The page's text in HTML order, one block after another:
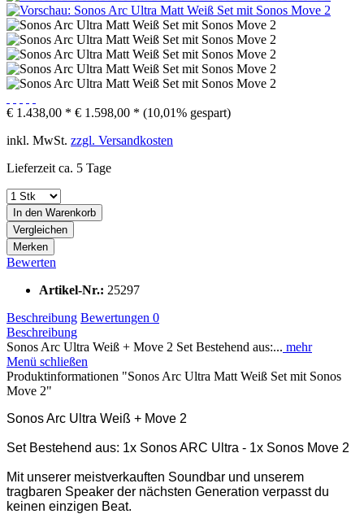
€ 1.438,00 * € 1.598,00 * (10,01% gespart)
inkl. MwSt. zzgl. Versandkosten
Lieferzeit ca. 5 Tage
In den Warenkorb
Vergleichen
Merken
Bewerten
Artikel-Nr.: 25297
Beschreibung Bewertungen 0
Beschreibung
Sonos Arc Ultra Weiß + Move 2 Set Bestehend aus:... mehr
Menü schließen
Produktinformationen "Sonos Arc Ultra Matt Weiß Set mit Sonos
Move 2"
Sonos Arc Ultra Weiß + Move 2
Set Bestehend aus: 1x Sonos ARC Ultra - 1x Sonos Move 2
Mit unserer meistverkauften Soundbar und unserem
tragbaren Speaker der nächsten Generation verpasst du
keinen einzigen Beat.